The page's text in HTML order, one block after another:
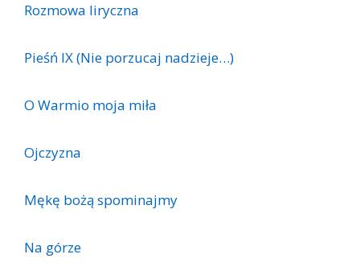
Rozmowa liryczna
Pieśń IX (Nie porzucaj nadzieje…)
O Warmio moja miła
Ojczyzna
Mękę bożą spominajmy
Na górze